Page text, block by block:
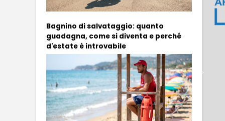
Bagnino di salvataggio: quanto
guadagna, come si diventa e perché
d'estate è introvabile